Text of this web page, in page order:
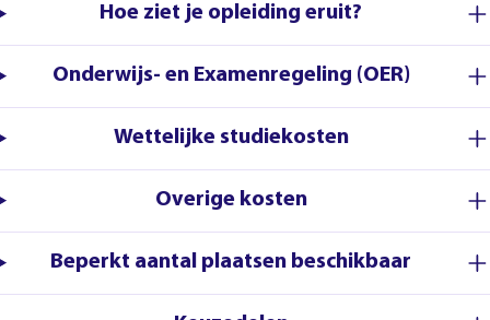
Hoe ziet je opleiding eruit?
Onderwijs- en Examenregeling (OER)
Wettelijke studiekosten
Overige kosten
Beperkt aantal plaatsen beschikbaar